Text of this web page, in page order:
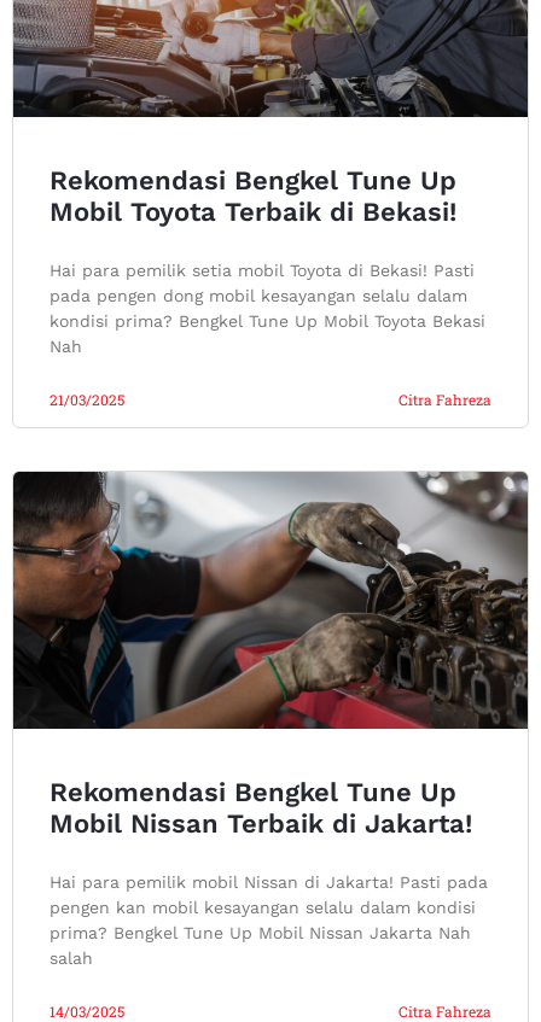
Rekomendasi Bengkel Tune Up
Mobil Toyota Terbaik di Bekasi!
Hai para pemilik setia mobil Toyota di Bekasi! Pasti
pada pengen dong mobil kesayangan selalu dalam
kondisi prima? Bengkel Tune Up Mobil Toyota Bekasi
Nah
Citra Fahreza
21/03/2025
Rekomendasi Bengkel Tune Up
Mobil Nissan Terbaik di Jakarta!
Hai para pemilik mobil Nissan di Jakarta! Pasti pada
pengen kan mobil kesayangan selalu dalam kondisi
prima? Bengkel Tune Up Mobil Nissan Jakarta Nah
salah
Citra Fahreza
14/03/2025